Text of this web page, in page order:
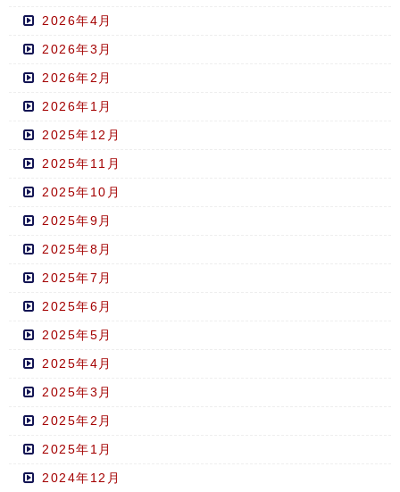
2026年4月
2026年3月
2026年2月
2026年1月
2025年12月
2025年11月
2025年10月
2025年9月
2025年8月
2025年7月
2025年6月
2025年5月
2025年4月
2025年3月
2025年2月
2025年1月
2024年12月